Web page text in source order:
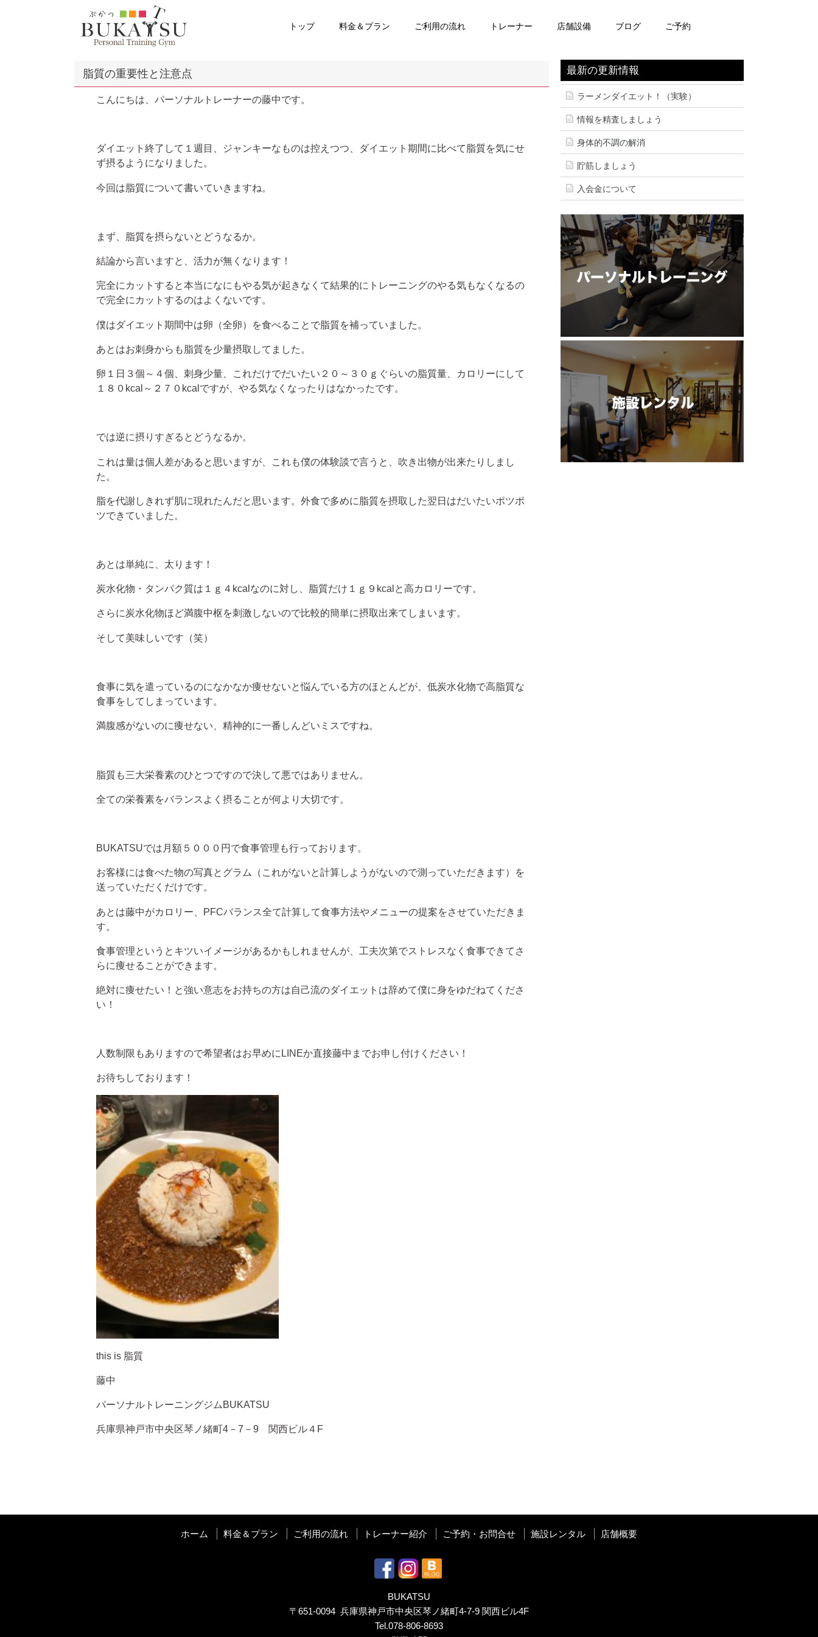
トップ 料金＆プラン ご利用の流れ トレーナー 店舗設備 ブログ ご予約
脂質の重要性と注意点
こんにちは、パーソナルトレーナーの藤中です。
ダイエット終了して１週目、ジャンキーなものは控えつつ、ダイエット期間に比べて脂質を気にせ
ず摂るようになりました。
今回は脂質について書いていきますね。
まず、脂質を摂らないとどうなるか。
結論から言いますと、活力が無くなります！
完全にカットすると本当になにもやる気が起きなくて結果的にトレーニングのやる気もなくなるの
で完全にカットするのはよくないです。
僕はダイエット期間中は卵（全卵）を食べることで脂質を補っていました。
あとはお刺身からも脂質を少量摂取してました。
卵１日３個～４個、刺身少量、これだけでだいたい２０～３０ｇぐらいの脂質量、カロリーにして
１８０kcal～２７０kcalですが、やる気なくなったりはなかったです。
では逆に摂りすぎるとどうなるか。
これは量は個人差があると思いますが、これも僕の体験談で言うと、吹き出物が出来たりしまし
た。
脂を代謝しきれず肌に現れたんだと思います。外食で多めに脂質を摂取した翌日はだいたいポツポ
ツできていました。
あとは単純に、太ります！
炭水化物・タンパク質は１ｇ４kcalなのに対し、脂質だけ１ｇ９kcalと高カロリーです。
さらに炭水化物ほど満腹中枢を刺激しないので比較的簡単に摂取出来てしまいます。
そして美味しいです（笑）
食事に気を遣っているのになかなか痩せないと悩んでいる方のほとんどが、低炭水化物で高脂質な
食事をしてしまっています。
満腹感がないのに痩せない、精神的に一番しんどいミスですね。
脂質も三大栄養素のひとつですので決して悪ではありません。
全ての栄養素をバランスよく摂ることが何より大切です。
BUKATSUでは月額５０００円で食事管理も行っております。
お客様には食べた物の写真とグラム（これがないと計算しようがないので測っていただきます）を
送っていただくだけです。
あとは藤中がカロリー、PFCバランス全て計算して食事方法やメニューの提案をさせていただきま
す。
食事管理というとキツいイメージがあるかもしれませんが、工夫次第でストレスなく食事できてさ
らに痩せることができます。
絶対に痩せたい！と強い意志をお持ちの方は自己流のダイエットは辞めて僕に身をゆだねてくださ
い！
人数制限もありますので希望者はお早めにLINEか直接藤中までお申し付けください！
お待ちしております！
this is 脂質
藤中
パーソナルトレーニングジムBUKATSU
兵庫県神戸市中央区琴ノ緒町4－7－9 関西ビル４F
最新の更新情報
ラーメンダイエット！（実験）
情報を精査しましょう
身体的不調の解消
貯筋しましょう
入会金について
ホーム 料金＆プラン ご利用の流れ トレーナー紹介 ご予約・お問合せ 施設レンタル 店舗概要
BUKATSU
〒651-0094 兵庫県神戸市中央区琴ノ緒町4-7-9 関西ビル4F
Tel.078-806-8693